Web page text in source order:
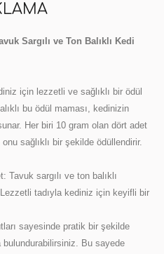
Sargılı ve Ton Balıklı Kedi
için lezzetli ve sağlıklı bir ödül
bu ödül maması, kedinizin
Her biri 10 gram olan dört adet
sağlıklı bir şekilde ödüllendirir.
Tavuk sargılı ve ton balıklı
Lezzetli tadıyla kediniz için keyifli bir
sayesinde pratik bir şekilde
bulundurabilirsiniz. Bu sayede